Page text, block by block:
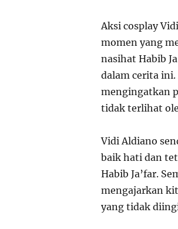
Aksi cosplay
momen yang
nasihat Habib
dalam cerita
mengingatkan
tidak terlihat
Vidi Aldiano
baik hati dan
Habib Ja’far.
mengajarkan
yang tidak